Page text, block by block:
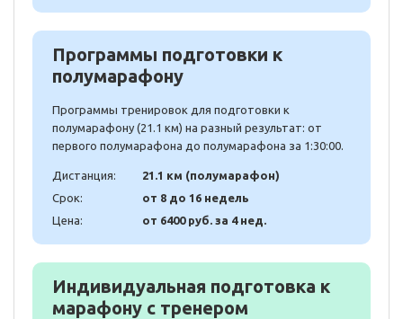
Программы подготовки к
полумарафону
Программы тренировок для подготовки к
полумарафону (21.1 км) на разный результат: от
первого полумарафона до полумарафона за 1:30:00.
Дистанция:
21.1 км (полумарафон)
Срок:
от 8 до 16 недель
Цена:
от 6400 руб. за 4 нед.
Индивидуальная подготовка к
марафону с тренером